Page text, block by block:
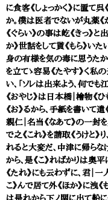
に食客《しょっかく》に置て
か。僕は医者でないが丸薬《
《ぐらい》の事は屹《きっ》と
か》世話をして貰《もら》い
身の有様を気の毒に思うた
を立てゝ容易《たやす》く私
い、「ソレは出来よう、何で
《おやじ》は日本橋｜檜物《
《お》るから、手紙を書いて遣
親仁｜名当《なあて》の一封
で之《これ》を請取《うけと》
れると大変だ、中津に帰らな
から、是《こ》ればかりは奥
《たれ》にも云わずに、君｜一
こ》んで居て外《ほか》に洩《
は是れから下ノ関に出て船に